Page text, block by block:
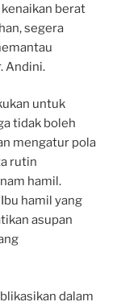
berat
segera
Andini.
untuk
tidak boleh
mengatur pola
rutin
hamil.
hamil yang
asupan
dalam